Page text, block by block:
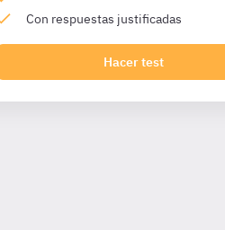
Con respuestas justificadas
Hacer test